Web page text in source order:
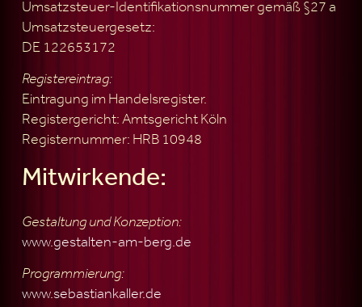
Umsatzsteuer-Identifikationsnummer gemäß §27 a
Umsatzsteuergesetz:
DE 122653172
Registereintrag:
Eintragung im Handelsregister.
Registergericht: Amtsgericht Köln
Registernummer: HRB 10948
Mitwirkende:
Gestaltung und Konzeption:
www.gestalten-am-berg.de
Programmierung:
www.sebastiankaller.de